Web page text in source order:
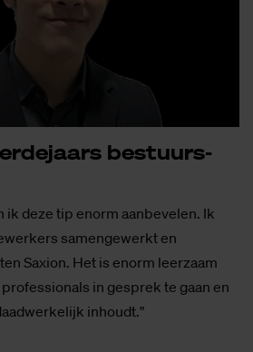
be­stuurs­
ik deze tip enorm aanbevelen. Ik
samengewerkt en
Saxion. Het is enorm leerzaam
in gesprek te gaan en
inhoudt."